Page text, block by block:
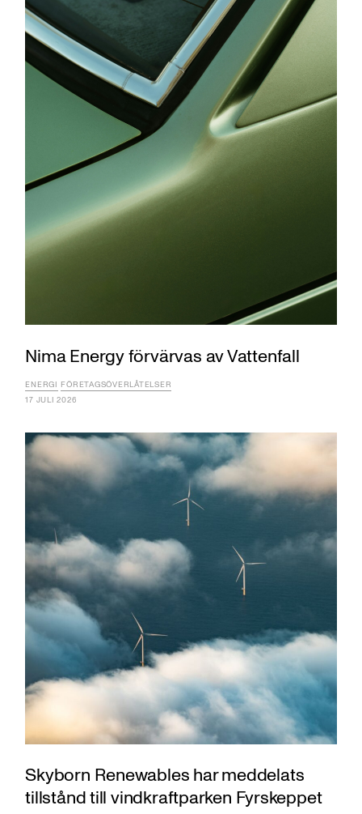
Nima Energy förvärvas av Vattenfall
ENERGI FÖRETAGSÖVERLÅTELSER
17 JULI 2026
Skyborn Renewables har meddelats
tillstånd till vindkraftparken Fyrskeppet